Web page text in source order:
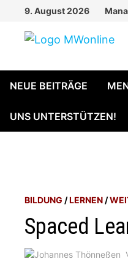
springen
9. August 2026
NEUE BEITRÄGE
UNS UNTERSTÜTZEN!
BILDUNG /LERNEN /
Spaced